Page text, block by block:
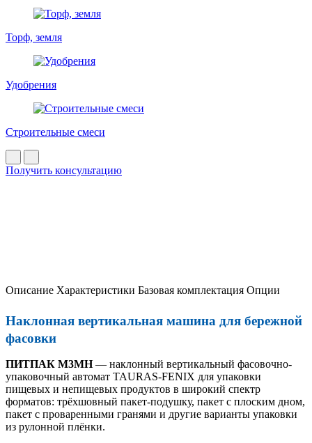
Торф, земля
Удобрения
Строительные смеси
Получить консультацию
Описание Характеристики Базовая комплектация Опции
Наклонная вертикальная машина для бережной
фасовки
ПИТПАК М3МН— наклонный вертикальный фасовочно-
упаковочный автомат TAURAS-FENIX для упаковки
пищевых и непищевых продуктов в широкий спектр
форматов: трёхшовный пакет-подушку, пакет с плоским дном,
пакет с проваренными гранями и другие варианты упаковки
из рулонной плёнки.